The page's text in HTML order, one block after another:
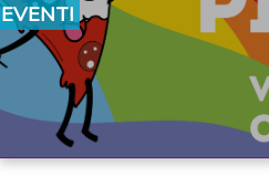
EVENTI